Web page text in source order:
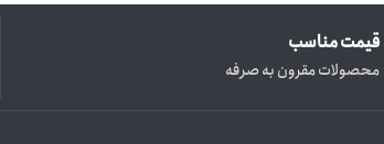
قیمت مناسب
محصولات مقرون به صرفه